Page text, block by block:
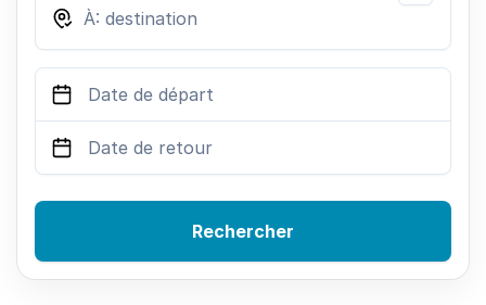
Rechercher